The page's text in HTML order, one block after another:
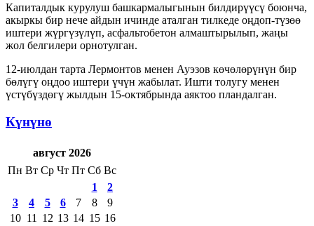
Капиталдык курулуш башкармалыгынын билдирүүсү боюнча,
акыркы бир нече айдын ичинде аталган тилкеде оңдоп-түзөө
иштери жүргүзүлүп, асфальтобетон алмаштырылып, жаңы
жол белгилери орнотулган.
12-июлдан тарта Лермонтов менен Ауэзов көчөлөрүнүн бир
бөлүгү оңдоо иштери үчүн жабылат. Ишти толугу менен
үстүбүздөгү жылдын 15-октябрында аяктоо пландалган.
Күнүнө
август 2026
Пн Вт Ср Чт Пт Сб Вс
1
2
3
4 5 6 7 8
9
10 11 12 13 14 15 16